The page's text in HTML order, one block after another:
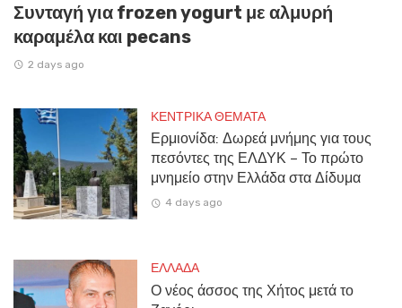
Συνταγή για frozen yogurt με αλμυρή
καραμέλα και pecans
2 days ago
ΚΕΝΤΡΙΚΑ ΘΕΜΑΤΑ
Ερμιονίδα: Δωρεά μνήμης για τους
πεσόντες της ΕΛΔΥΚ – Το πρώτο
μνημείο στην Ελλάδα στα Δίδυμα
4 days ago
ΕΛΛΑΔΑ
Ο νέος άσσος της Χήτος μετά το